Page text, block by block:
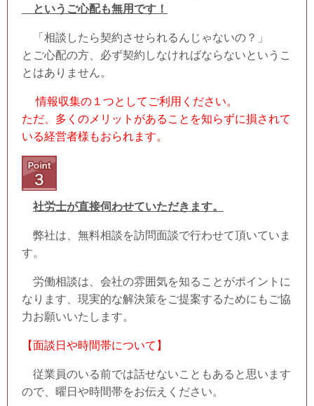
というご心配も無用です！
「相談したら契約させられるんじゃないの？」
とご心配の方、必ず契約しなければならないというこ
とはありません。
情報収集の１つとしてご利用ください。
ただ、多くのメリットがあることを知らずに損されて
いる経営者様もおられます。
社労士が直接伺わせていただきます。
弊社は、無料相談を訪問面談で行わせて頂いていま
す。
労働相談は、会社の雰囲気を知ることがポイントに
なります、現実的な解決策をご提案するためにもご協
力お願いいたします。
【面談日や時間帯について】
従業員のいる前では話せないこともあると思います
ので、曜日や時間帯をお伝えください。